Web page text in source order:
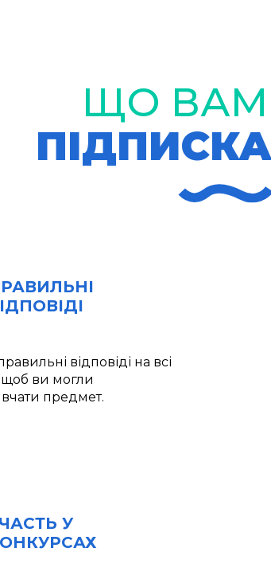
ЩО ВАМ
відповіді на всі
щоб ви могли
предмет.
У